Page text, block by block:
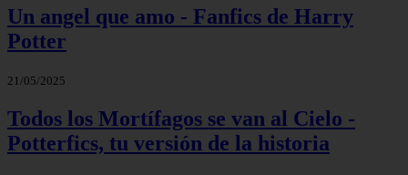
Un angel que amo - Fanfics de Harry
Potter
21/05/2025
Todos los Mortífagos se van al Cielo -
Potterfics, tu versión de la historia